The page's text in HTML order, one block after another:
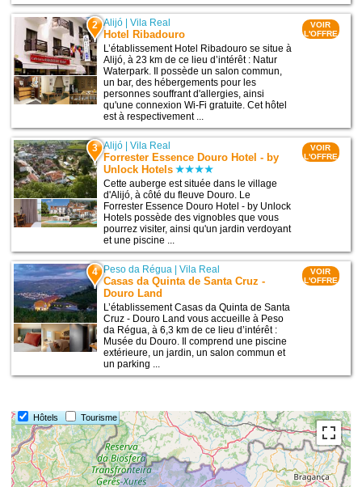
2 Alijó |Vila Real
Hotel Ribadouro
L’établissement Hotel Ribadouro se situe à
Alijó, à 23 km de ce lieu d’intérêt : Natur
Waterpark. Il possède un salon commun,
un bar, des hébergements pour les
personnes souffrant d'allergies, ainsi
qu'une connexion Wi-Fi gratuite. Cet hôtel
est à respectivement ...
VOIR
L'OFFRE
3 Alijó |Vila Real
Forrester Essence Douro Hotel - by
Unlock Hotels
Cette auberge est située dans le village
d'Alijó, à côté du fleuve Douro. Le
Forrester Essence Douro Hotel - by Unlock
Hotels possède des vignobles que vous
pourrez visiter, ainsi qu'un jardin verdoyant
et une piscine ...
VOIR
L'OFFRE
4 Peso da Régua |Vila Real
Casas da Quinta de Santa Cruz -
Douro Land
L’établissement Casas da Quinta de Santa
Cruz - Douro Land vous accueille à Peso
da Régua, à 6,3 km de ce lieu d’intérêt :
Musée du Douro. Il comprend une piscine
extérieure, un jardin, un salon commun et
un parking ...
VOIR
L'OFFRE
Hôtels Tourisme